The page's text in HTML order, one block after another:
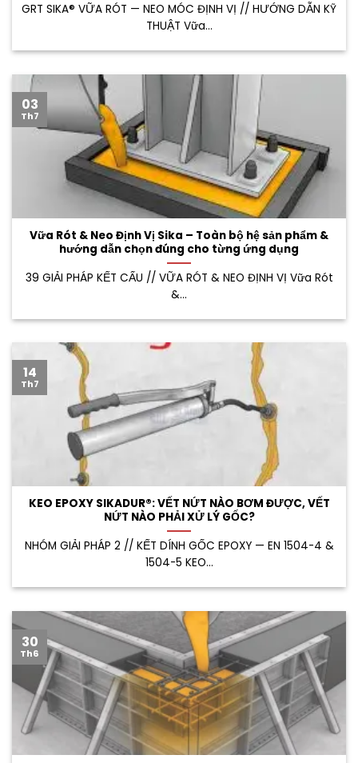
GRT SIKA® VỮA RÓT — NEO MÓC ĐỊNH VỊ // HƯỚNG DẪN KỸ
THUẬT Vữa...
Vữa Rót & Neo Định Vị Sika – Toàn bộ hệ sản phẩm &
hướng dẫn chọn đúng cho từng ứng dụng
39 GIẢI PHÁP KẾT CẤU // VỮA RÓT & NEO ĐỊNH VỊ Vữa Rót
&...
03
Th7
KEO EPOXY SIKADUR®: VẾT NỨT NÀO BƠM ĐƯỢC, VẾT
NỨT NÀO PHẢI XỬ LÝ GỐC?
NHÓM GIẢI PHÁP 2 // KẾT DÍNH GỐC EPOXY — EN 1504-4 &
1504-5 KEO...
14
Th7
30
Th6